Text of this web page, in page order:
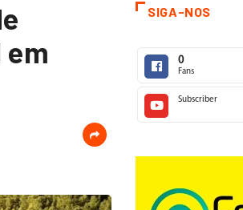
em
SIGA-NOS
0
Fans
Subscriber